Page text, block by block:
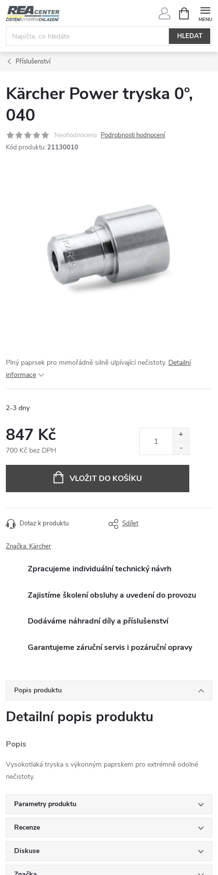
Přejít
na
obsah
HLEDAT
NÁKUPNÍ
KOŠÍK
Příslušenství
Kärcher Power tryska 0°,
040
Neohodnoceno Podrobnosti hodnocení
Kód produktu: 21130010
Plný paprsek pro mimořádně silně ulpívající nečistoty. Detailní
informace
2-3 dny
847 Kč
700 Kč bez DPH
VLOŽIT DO KOŠÍKU
Dotaz k produktu Sdílet
Značka: Kärcher
Zpracujeme individuální technický návrh
Zajistíme školení obsluhy a uvedení do provozu
Dodáváme náhradní díly a příslušenství
Garantujeme záruční servis i pozáruční opravy
Popis produktu
Detailní popis produktu
Popis
Vysokotlaká tryska s výkonným paprskem pro extrémně odolné
nečistoty.
Parametry produktu
Recenze
Diskuse